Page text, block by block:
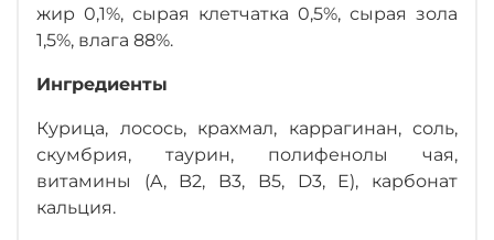
жир 0,1%, сырая клетчатка 0,5%, сырая зола
1,5%, влага 88%.
Ингредиенты
Курица, лосось, крахмал, каррагинан, соль,
скумбрия, таурин, полифенолы чая,
витамины (A, B2, B3, B5, D3, E), карбонат
кальция.